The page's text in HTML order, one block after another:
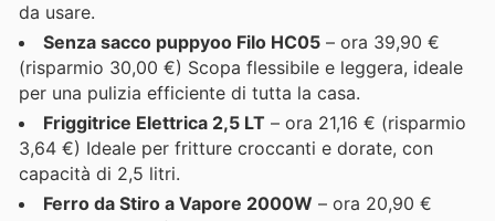
da usare.
Senza sacco puppyoo Filo HC05 – ora 39,90 €
(risparmio 30,00 €) Scopa flessibile e leggera, ideale
per una pulizia efficiente di tutta la casa.
Friggitrice Elettrica 2,5 LT – ora 21,16 € (risparmio
3,64 €) Ideale per fritture croccanti e dorate, con
capacità di 2,5 litri.
Ferro da Stiro a Vapore 2000W – ora 20,90 €